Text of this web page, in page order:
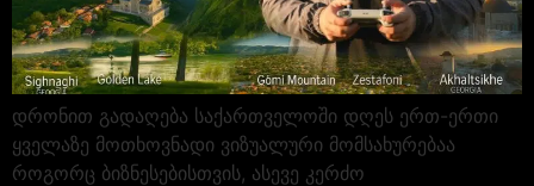
დრონით გადაღება საქართველოში დღეს ერთ-ერთი
ყველაზე მოთხოვნადი ვიზუალური მომსახურებაა
როგორც ბიზნესებისთვის, ასევე კერძო